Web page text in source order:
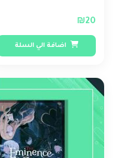
₪20
اضافة الي السلة